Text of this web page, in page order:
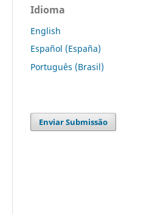
Idioma
English
Español (España)
Português (Brasil)
Enviar Submissão